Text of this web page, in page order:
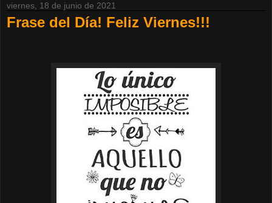
viernes, 18 de junio de 2021
Frase del Día! Feliz Viernes!!!